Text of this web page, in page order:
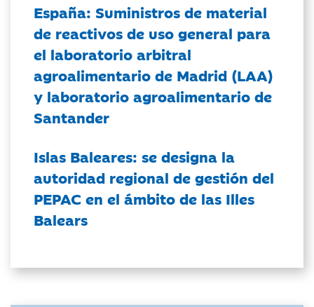
España: Suministros de material
de reactivos de uso general para
el laboratorio arbitral
agroalimentario de Madrid (LAA)
y laboratorio agroalimentario de
Santander
Islas Baleares: se designa la
autoridad regional de gestión del
PEPAC en el ámbito de las Illes
Balears